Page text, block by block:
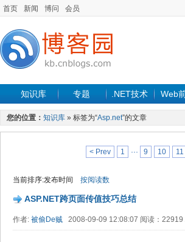
首页 新闻 博问 会员
知识库 专题 .NET技术 Web
您的位置： 知识库 » 标签为“Asp.net”的文章
< Prev 1 ··· 9 10 11
当前排序:发布时间 按阅读数
ASP.NET跨页面传值技巧总结
作者: 被偷De贼 2008-09-09 12:08:07 阅读：22919